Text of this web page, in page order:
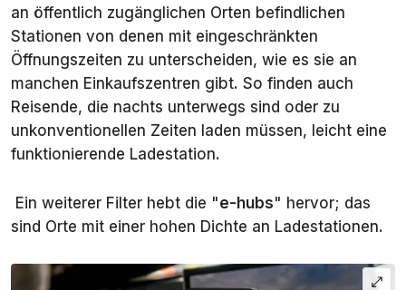
an öffentlich zugänglichen Orten befindlichen
Stationen von denen mit eingeschränkten
Öffnungszeiten zu unterscheiden, wie es sie an
manchen Einkaufszentren gibt. So finden auch
Reisende, die nachts unterwegs sind oder zu
unkonventionellen Zeiten laden müssen, leicht eine
funktionierende Ladestation.
Ein weiterer Filter hebt die "e-hubs" hervor; das
sind Orte mit einer hohen Dichte an Ladestationen.